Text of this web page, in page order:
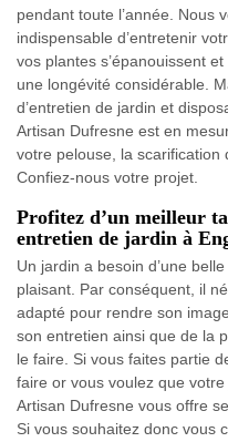
pendant toute l’année. Nous
indispensable d’entretenir
vos plantes s’épanouissent
une longévité considérable.
d’entretien de jardin et
Artisan Dufresne est en
votre pelouse, la scarification
Confiez-nous votre projet.
Profitez d’un meilleur
entretien de jardin à
Un jardin a besoin d’une
plaisant. Par conséquent, il
adapté pour rendre son
son entretien ainsi que de la
le faire. Si vous faites partie
faire or vous voulez que
Artisan Dufresne vous offre
Si vous souhaitez donc vous